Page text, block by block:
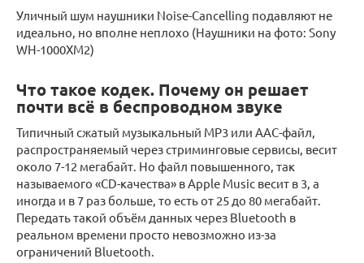
Уличный шум наушники Noise-Cancelling подавляют не
идеально, но вполне неплохо (Наушники на фото: Sony
WH-1000XM2)
Что такое кодек. Почему он решает
почти всё в беспроводном звуке
Типичный сжатый музыкальный MP3 или AAC-файл,
распространяемый через стриминговые сервисы, весит
около 7-12 мегабайт. Но файл повышенного, так
называемого «CD-качества» в Apple Music весит в 3, а
иногда и в 7 раз больше, то есть от 25 до 80 мегабайт.
Передать такой объём данных через Bluetooth в
реальном времени просто невозможно из-за
ограничений Bluetooth.